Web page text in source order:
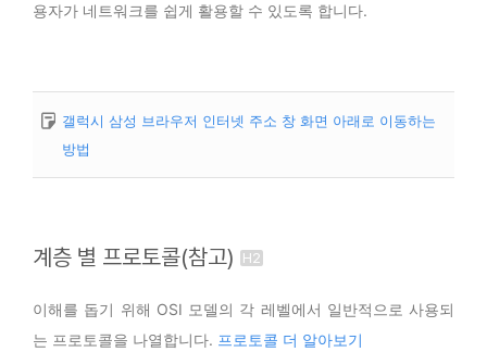
용자가 네트워크를 쉽게 활용할 수 있도록 합니다.
갤럭시 삼성 브라우저 인터넷 주소 창 화면 아래로 이동하는
방법
계층 별 프로토콜(참고)
이해를 돕기 위해 OSI 모델의 각 레벨에서 일반적으로 사용되
는 프로토콜을 나열합니다. 프로토콜 더 알아보기